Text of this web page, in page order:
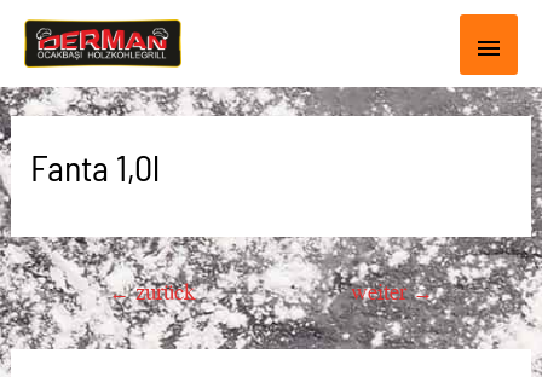
Fanta 1,0l
Beitragsnavigation
←zurück weiter→